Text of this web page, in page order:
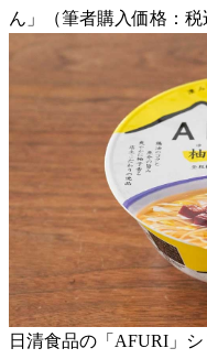
ん」（筆者購入価格：税
日清食品の「AFURI」